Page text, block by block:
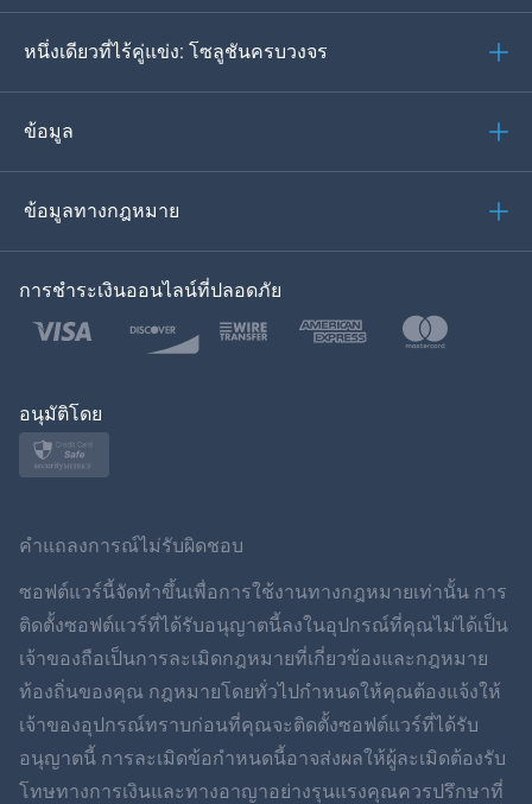
ภาษาเยอรมัน
โปรตุเกส
ภาษาไทย
โปแลนด์
ภาษาไทย
Dansk
ฮินดี
หนึ่งเดียวที่ไร้คู่แข่ง: โซลูชันครบวงจร
ข้อมูล
ข้อมูลทางกฎหมาย
การชำระเงินออนไลน์ที่ปลอดภัย
อนุมัติโดย
คำแถลงการณ์ไม่รับผิดชอบ
ซอฟต์แวร์นี้จัดทำขึ้นเพื่อการใช้งานทางกฎหมายเท่านั้น การ
ติดตั้งซอฟต์แวร์ที่ได้รับอนุญาตนี้ลงในอุปกรณ์ที่คุณไม่ได้เป็น
เจ้าของถือเป็นการละเมิดกฎหมายที่เกี่ยวข้องและกฎหมาย
ท้องถิ่นของคุณ กฎหมายโดยทั่วไปกำหนดให้คุณต้องแจ้งให้
เจ้าของอุปกรณ์ทราบก่อนที่คุณจะติดตั้งซอฟต์แวร์ที่ได้รับ
อนุญาตนี้ การละเมิดข้อกำหนดนี้อาจส่งผลให้ผู้ละเมิดต้องรับ
โทษทางการเงินและทางอาญาอย่างรุนแรงคุณควรปรึกษาที่